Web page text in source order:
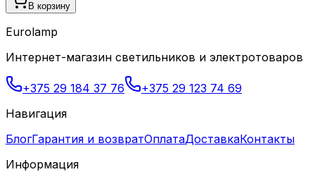
В корзину
Eurolamp
Интернет-магазин светильников и электротоваров
+375 29 184 37 76
+375 29 123 74 69
Навигация
БлогГарантия и возвратОплатаДоставкаКонтакты
Информация